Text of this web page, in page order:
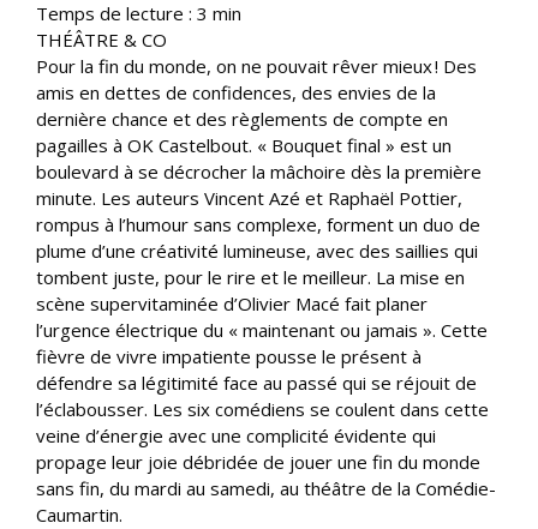
Temps de lecture : 3 min
THÉÂTRE & CO
Pour la fin du monde, on ne pouvait rêver mieux ! Des
amis en dettes de confidences, des envies de la
dernière chance et des règlements de compte en
pagailles à OK Castelbout. « Bouquet final » est un
boulevard à se décrocher la mâchoire dès la première
minute. Les auteurs Vincent Azé et Raphaël Pottier,
rompus à l’humour sans complexe, forment un duo de
plume d’une créativité lumineuse, avec des saillies qui
tombent juste, pour le rire et le meilleur. La mise en
scène supervitaminée d’Olivier Macé fait planer
l’urgence électrique du « maintenant ou jamais ». Cette
fièvre de vivre impatiente pousse le présent à
défendre sa légitimité face au passé qui se réjouit de
l’éclabousser. Les six comédiens se coulent dans cette
veine d’énergie avec une complicité évidente qui
propage leur joie débridée de jouer une fin du monde
sans fin, du mardi au samedi, au théâtre de la Comédie-
Caumartin.